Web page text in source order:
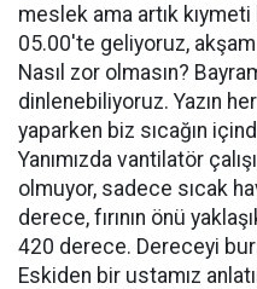
meslek ama artık
05.00'te geliyoruz,
Nasıl zor olmasın?
dinlenebiliyoruz. Yazın
yaparken biz sıcağın
Yanımızda vantilatör
olmuyor, sadece sıcak
derece, fırının önü
420 derece. Dereceyi
Eskiden bir ustamız